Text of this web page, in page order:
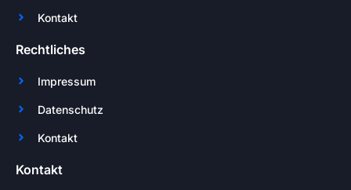
Kontakt
Rechtliches
Impressum
Datenschutz
Kontakt
Kontakt